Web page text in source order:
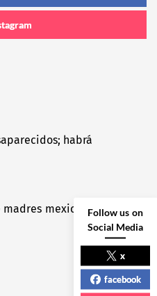
habrá
mexicanas: 26%
Follow us on
Social Media
x
facebook